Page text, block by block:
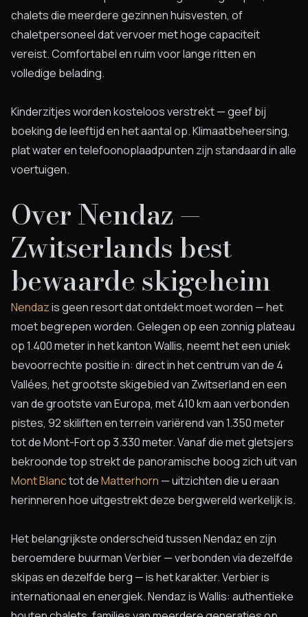
chalets die meerdere gezinnen huisvesten, of
chaletpersoneel dat vervoer met hoge capaciteit
vereist. Comfortabel en ruim voor lange ritten en
volledige belading.
Kinderzitjes worden kosteloos verstrekt — geef bij
boeking de leeftijd en het aantal op. Klimaatbeheersing,
plat water en telefoonoplaadpunten zijn standaard in alle
voertuigen.
Over Nendaz —
Zwitserlands best
bewaarde skigeheim
Nendazis geen resort dat ontdekt moet worden — het
moet begrepen worden. Gelegen op een zonnig plateau
op 1.400 meter in het kanton Wallis, neemt het een uniek
bevoorrechte positie in: direct in het centrum van de 4
Vallées, het grootste skigebied van Zwitserland en een
van de grootste van Europa, met 410 km aan verbonden
pistes, 92 skiliften en terrein variërend van 1.350 meter
tot de Mont-Fort op 3.330 meter. Vanaf die met gletsjers
bekroonde top strekt de panoramische boog zich uit van
Mont Blanctot deMatterhorn — uitzichten die u eraan
herinneren hoe uitgestrekt deze bergwereld werkelijk is.
Het belangrijkste onderscheid tussen Nendaz en zijn
beroemdere buurman Verbier — verbonden via dezelfde
skipas en dezelfde berg — is het karakter. Verbier is
internationaal en energiek. Nendaz is Wallis: authentieke